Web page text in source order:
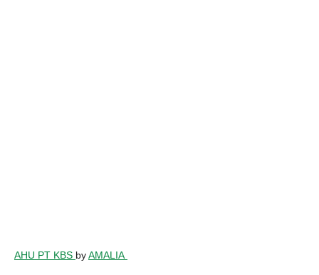
AHU PT KBS byAMALIA